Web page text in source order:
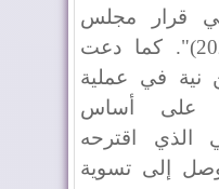
في قرار مجلس
الأمن رقم 2797 (2025)". كما دعت
نية في عملية
على أساس
الذي اقترحه
إلى تسوية